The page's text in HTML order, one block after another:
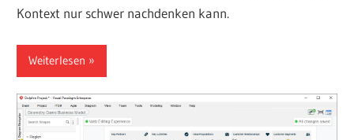
Kontext nur schwer nachdenken kann.
Weiterlesen